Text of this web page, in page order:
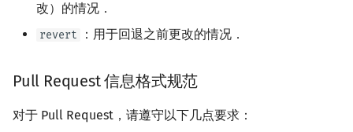
改）的情况．
revert ：用于回退之前更改的情况．
Pull Request 信息格式规范
对于 Pull Request，请遵守以下几点要求：